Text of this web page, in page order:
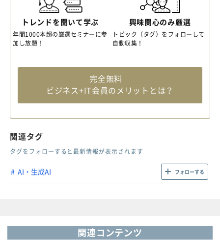
トレンドを聞いて学ぶ
年間1000本超の厳選セミナーに参
加し放題！
興味関心のみ厳選
トピック（タグ）をフォローして
自動収集！
完全無料
ビジネス+IT会員のメリットとは？
関連タグ
タグをフォローすると最新情報が表示されます
AI・生成AI フォローする
関連コンテンツ